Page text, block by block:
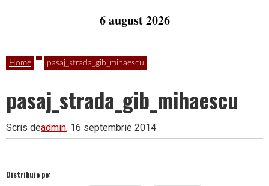
6 august 2026
Home pasaj_strada_gib_mihaescu
pasaj_strada_gib_mihaescu
Scris deadmin, 16 septembrie 2014
Distribuie pe: